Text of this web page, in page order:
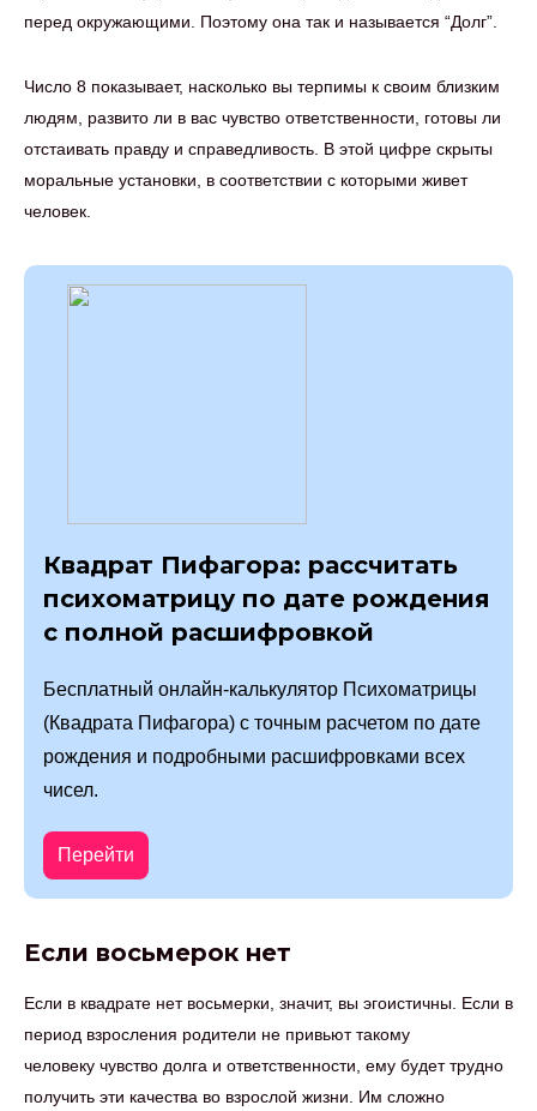
перед окружающими. Поэтому она так и называется “Долг”.
Число 8 показывает, насколько вы терпимы к своим близким
людям, развито ли в вас чувство ответственности, готовы ли
отстаивать правду и справедливость. В этой цифре скрыты
моральные установки, в соответствии с которыми живет
человек.
Квадрат Пифагора: рассчитать
психоматрицу по дате рождения
с полной расшифровкой
Бесплатный онлайн-калькулятор Психоматрицы
(Квадрата Пифагора) с точным расчетом по дате
рождения и подробными расшифровками всех
чисел.
Перейти
Если восьмерок нет
Если в квадрате нет восьмерки, значит, вы эгоистичны. Если в
период взросления родители не привьют такому
человеку чувство долга и ответственности, ему будет трудно
получить эти качества во взрослой жизни. Им сложно